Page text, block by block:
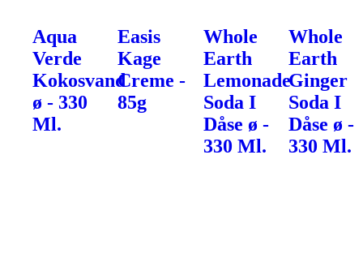
Aqua
Verde
Kokosvand
ø - 330
Ml.
Easis
Kage
Creme -
85g
Whole
Earth
Lemonade
Soda I
Dåse ø -
330 Ml.
Whole
Earth
Ginger
Soda I
Dåse ø -
330 Ml.